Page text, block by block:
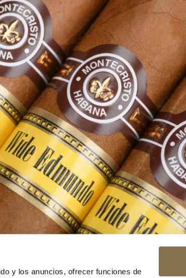
y los anuncios, ofrecer funciones de